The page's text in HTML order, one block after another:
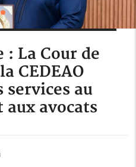
: La Cour de
CEDEAO
services au
aux avocats